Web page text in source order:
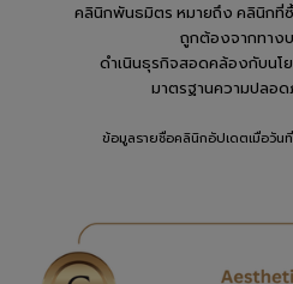
คลินิกพันธมิตร หมายถึง คลินิก
ถูกต้องจากทาง
ดำเนินธุรกิจสอดคล้องกับนโ
มาตรฐานความปลอ
ข้อมูลรายชื่อคลินิกอัปเดตเมื่อวัน